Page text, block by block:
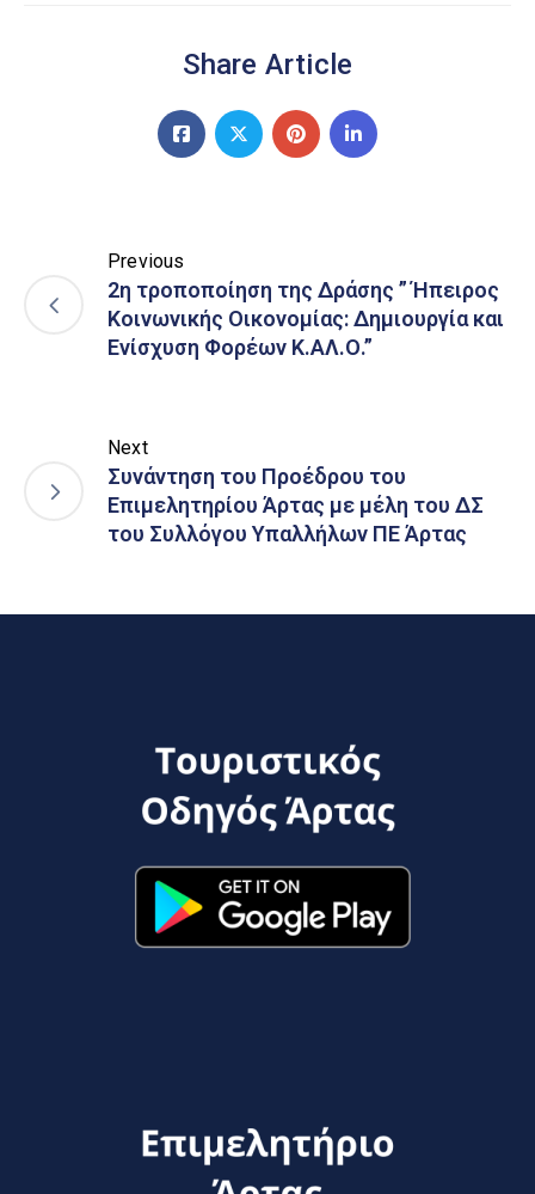
Share Article
Previous
2η τροποποίηση της Δράσης ” Ήπειρος
Κοινωνικής Οικονομίας: Δημιουργία και
Ενίσχυση Φορέων Κ.ΑΛ.Ο.”
Next
Συνάντηση του Προέδρου του
Επιμελητηρίου Άρτας με μέλη του ΔΣ
του Συλλόγου Υπαλλήλων ΠΕ Άρτας